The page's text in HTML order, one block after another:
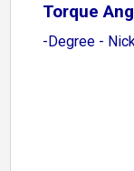
Torque
-Degree -